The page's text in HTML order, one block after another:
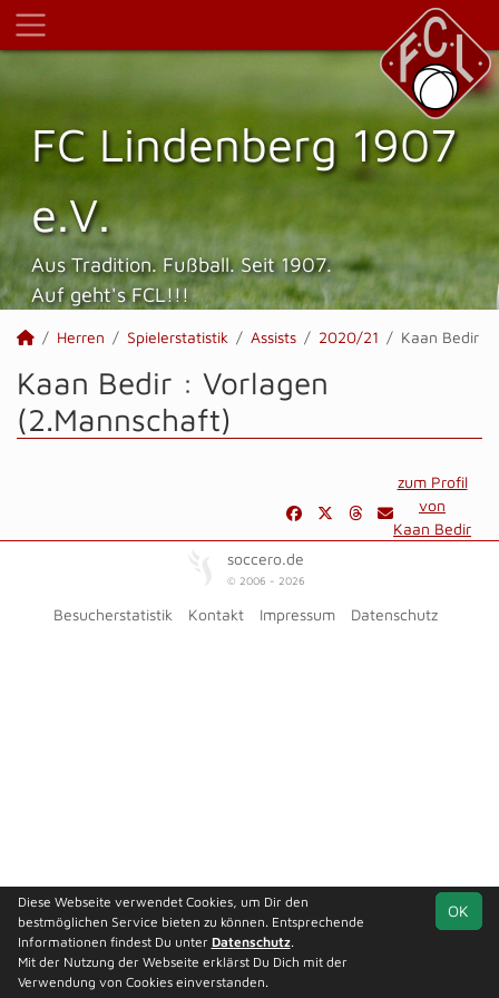
FC Lindenberg 1907
e.V.
Aus Tradition. Fußball. Seit 1907.
Auf geht's FCL!!!
Herren Spielerstatistik Assists 2020/21 Kaan Bedir
Kaan Bedir : Vorlagen
(2.Mannschaft)
zum Profil
von
Kaan Bedir
soccero.de
© 2006 - 2026
Besucherstatistik Kontakt Impressum Datenschutz
OK
Diese Webseite verwendet Cookies, um Dir den
bestmöglichen Service bieten zu können. Entsprechende
Informationen findest Du unter Datenschutz.
Mit der Nutzung der Webseite erklärst Du Dich mit der
Verwendung von Cookies einverstanden.